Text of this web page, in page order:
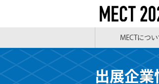
MECTについ
出展企業